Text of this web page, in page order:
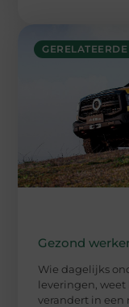
Gezond
Wie dagelijks
leveringen, weet
verandert in een